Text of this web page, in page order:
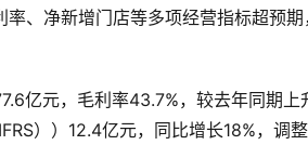
、净新增门店等多项经营指标超预
亿元，毛利率43.7%，较去年同期上
））12.4亿元，同比增长18%，调